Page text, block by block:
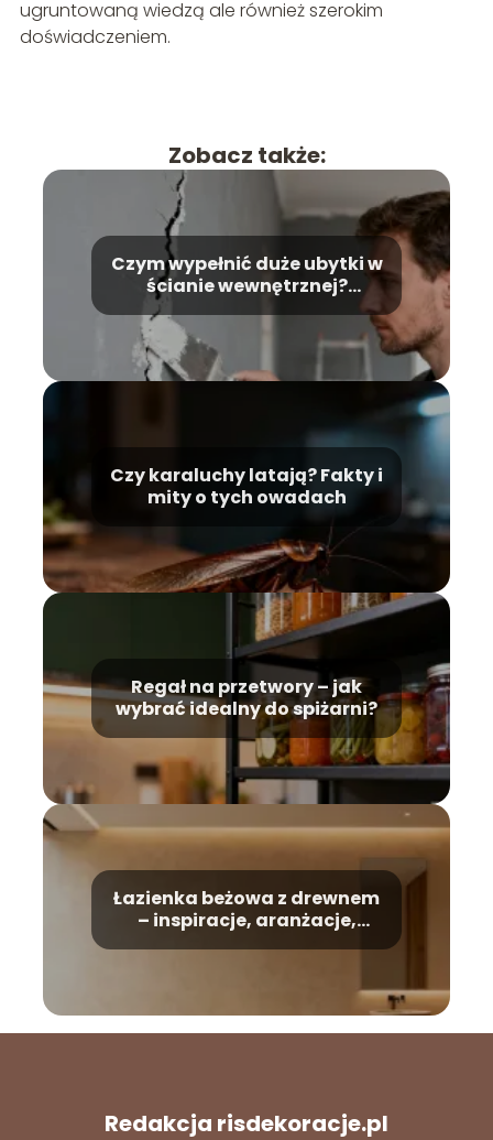
ugruntowaną wiedzą ale również szerokim
doświadczeniem.
Zobacz także:
Czym wypełnić duże ubytki w
ścianie wewnętrznej?
Poradnik krok po kroku
Czy karaluchy latają? Fakty i
mity o tych owadach
Regał na przetwory – jak
wybrać idealny do spiżarni?
Łazienka beżowa z drewnem
– inspiracje, aranżacje,
Redakcja risdekoracje.pl